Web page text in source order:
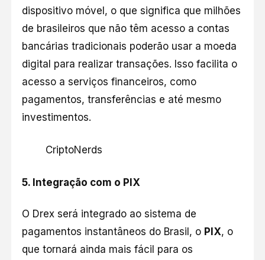
dispositivo móvel, o que significa que milhões
de brasileiros que não têm acesso a contas
bancárias tradicionais poderão usar a moeda
digital para realizar transações. Isso facilita o
acesso a serviços financeiros, como
pagamentos, transferências e até mesmo
investimentos.
CriptoNerds
5. Integração com o PIX
O Drex será integrado ao sistema de
pagamentos instantâneos do Brasil, o PIX, o
que tornará ainda mais fácil para os